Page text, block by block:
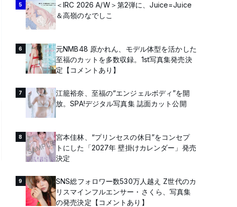
5
＜IRC 2026 A/W＞第2弾に、Juice=Juice
＆高嶺のなでしこ
6
元NMB48 原かれん、モデル体型を活かした
至福のカットを多数収録。1st写真集発売決
定【コメントあり】
7
江籠裕奈、至福の“エンジェルボディ”を開
放。SPA!デジタル写真集 誌面カット公開
8
宮本佳林、“プリンセスの休日”をコンセプ
トにした「2027年 壁掛けカレンダー」発売
決定
9
SNS総フォロワー数530万人越え Z世代のカ
リスマインフルエンサー・さくら、写真集
の発売決定【コメントあり】